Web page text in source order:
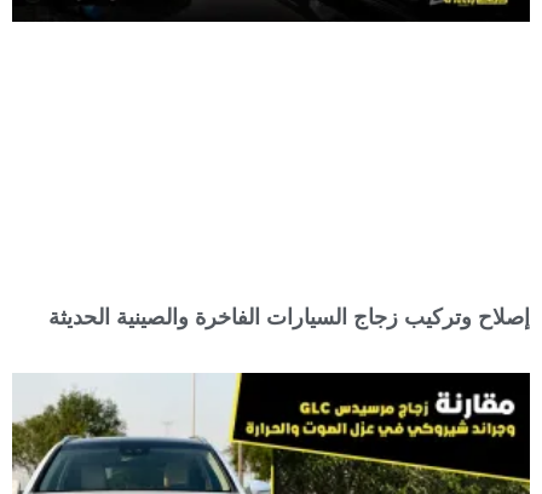
إصلاح وتركيب زجاج السيارات الفاخرة والصينية الحديثة